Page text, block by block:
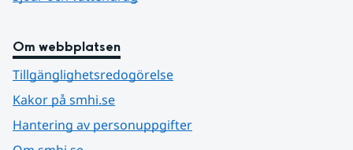
Om webbplatsen
Tillgänglighetsredogörelse
Kakor på smhi.se
Hantering av personuppgifter